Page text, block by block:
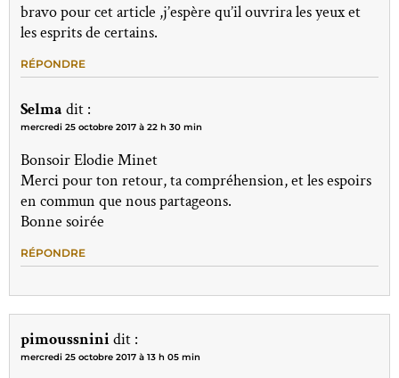
bravo pour cet article ,j’espère qu’il ouvrira les yeux et
les esprits de certains.
RÉPONDRE
Selma dit :
mercredi 25 octobre 2017 à 22 h 30 min
Bonsoir Elodie Minet
Merci pour ton retour, ta compréhension, et les espoirs
en commun que nous partageons.
Bonne soirée
RÉPONDRE
pimoussninidit :
mercredi 25 octobre 2017 à 13 h 05 min